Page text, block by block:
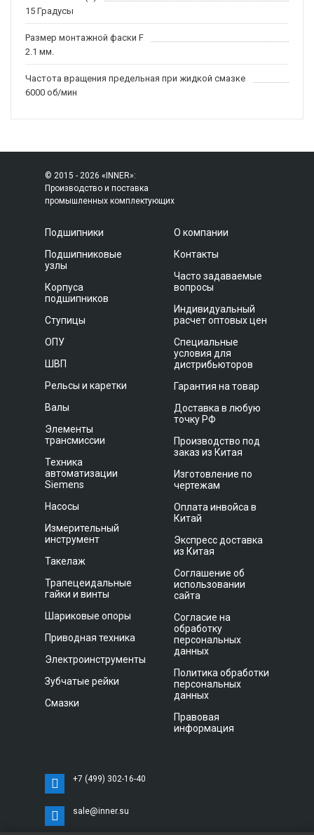
15 Градусы
Размер монтажной фаски F
2.1 мм.
Частота вращения предельная при жидкой смазке
6000 об/мин
© 2015 - 2026 «INNER»:
Производство и поставка
промышленных комплектующих
Подшипники
Подшипниковые
узлы
Корпуса
подшипников
Ступицы
ОПУ
ШВП
Рельсы и каретки
Валы
Элементы
трансмиссии
Техника
автоматизации
Siemens
Насосы
Измерительный
инструмент
Такелаж
Трапецеидальные
гайки и винты
Шариковые опоры
Приводная техника
Электроинструменты
Зубчатые рейки
Смазки
О компании
Контакты
Часто задаваемые
вопросы
Индивидуальный
расчет оптовых цен
Специальные
условия для
дистрибьюторов
Гарантия на товар
Доставка в любую
точку РФ
Производство под
заказ из Китая
Изготовление по
чертежам
Оплата инвойса в
Китай
Экспресс доставка
из Китая
Соглашение об
использовании
сайта
Согласие на
обработку
персональных
данных
Политика обработки
персональных
данных
Правовая
информация
+7 (499) 302-16-40
sale@inner.su